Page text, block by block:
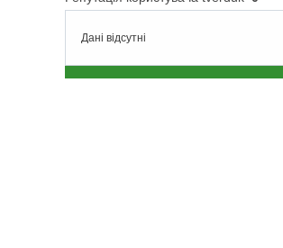
Дані відсутні